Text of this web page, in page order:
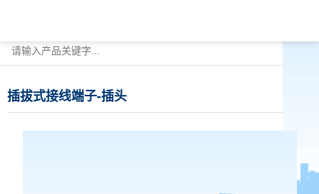
插拔式接线端子-插头